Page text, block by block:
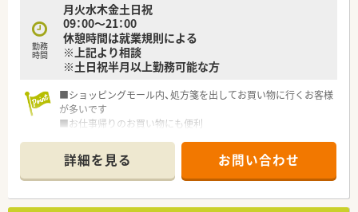
勤務
時間
月火水木金土日祝
09：00～21：00
休憩時間は就業規則による
※上記より相談
※土日祝半月以上勤務可能な方
■ショッピングモール内、処方箋を出してお買い物に行くお客様
が多いです
■お仕事帰りのお買い物にも便利
可能な方の募集です
詳細を見る お問い合わせ